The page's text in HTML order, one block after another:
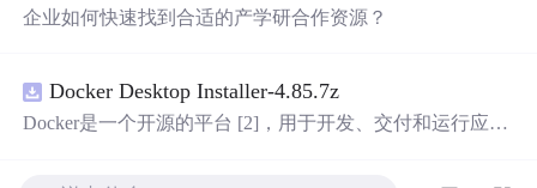
权声明。解压后进入project目录，执行npm test验证算法，
目源码、Logo、官方截图、论文、生产日志或其他受限素
材。适合前端开发、AI应用工程、测试审计和课程实践。
企业如何快速找到合适的产学研合作资源？
Docker Desktop Installer-4.85.7z
Docker是一个开源的平台 [2]，用于开发、交付和运行应用